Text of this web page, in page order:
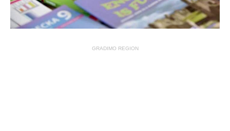
GRADIMO REGION